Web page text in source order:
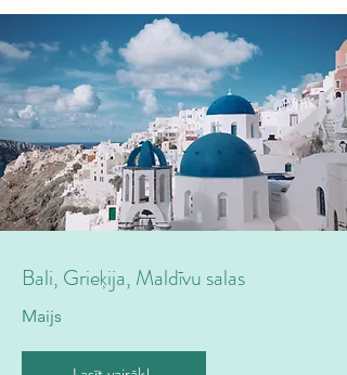
Bali, Grieķija, Maldīvu salas
Maijs